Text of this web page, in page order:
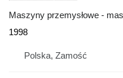
Maszyny przemysłowe -
1998
Polska, Zamość